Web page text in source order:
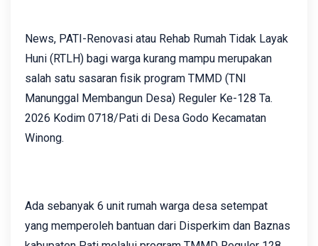
News, PATI-Renovasi atau Rehab Rumah Tidak Layak
Huni (RTLH) bagi warga kurang mampu merupakan
salah satu sasaran fisik program TMMD (TNI
Manunggal Membangun Desa) Reguler Ke-128 Ta.
2026 Kodim 0718/Pati di Desa Godo Kecamatan
Winong.
Ada sebanyak 6 unit rumah warga desa setempat
yang memperoleh bantuan dari Disperkim dan Baznas